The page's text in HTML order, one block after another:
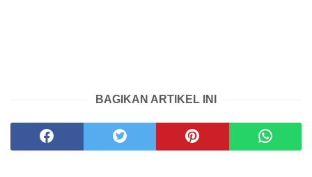
BAGIKAN ARTIKEL INI